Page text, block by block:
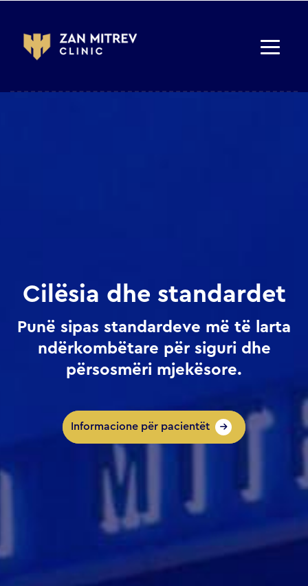
Cilësia dhe standardet
Punë sipas standardeve më të larta
ndërkombëtare për siguri dhe
përsosmëri mjekësore.
Informacione për pacientët